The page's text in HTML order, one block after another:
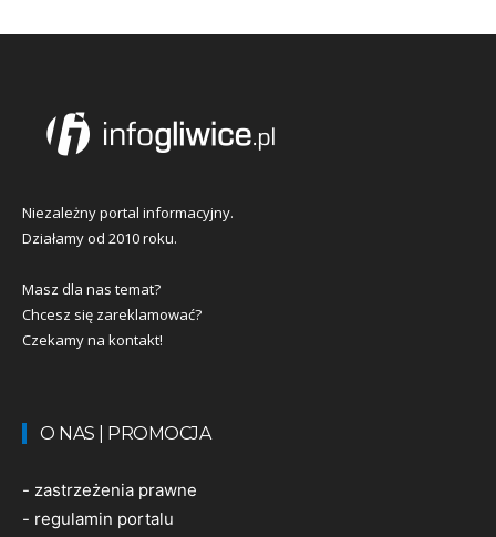
Niezależny portal informacyjny.
Działamy od 2010 roku.
Masz dla nas temat?
Chcesz się zareklamować?
Czekamy na kontakt!
O NAS | PROMOCJA
- zastrzeżenia prawne
- regulamin portalu